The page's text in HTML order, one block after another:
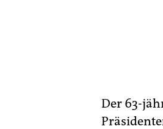
Der 63-